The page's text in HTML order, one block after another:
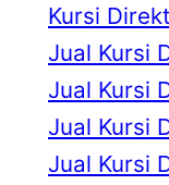
Kursi
Jual Kursi
Jual Kursi
Jual Kursi
Jual Kursi